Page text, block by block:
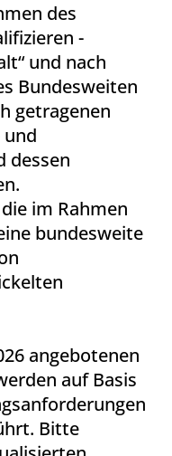
des
-
und nach
Bundesweiten
getragenen
dessen
im Rahmen
bundesweite
angebotenen
auf Basis
Bitte